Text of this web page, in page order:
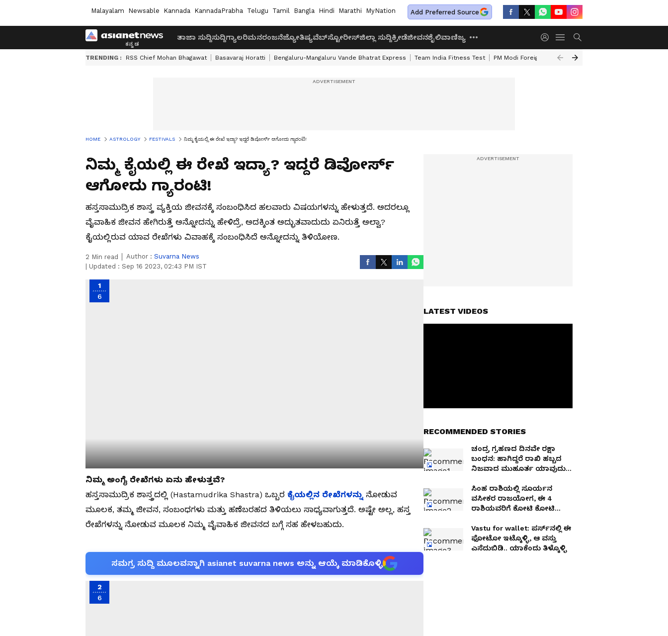
Malayalam Newsable Kannada KannadaPrabha Telugu Tamil Bangla Hindi Marathi MyNation Add Preferred Source
ತಾಜಾ ಸುದ್ದಿಸುದ್ದಿಗ್ಯಾಲರಿಮನರಂಜನೆಜ್ಯೋತಿಷ್ಯವೆಬ್‌ಸ್ಟೋರೀಸ್ಜಿಲ್ಲಾ ಸುದ್ದಿಕ್ರೀಡೆಜೀವನಶೈಲಿವಾಣಿಜ್ಯ
TRENDING : RSS Chief Mohan Bhagawat Basavaraj Horatti Bengaluru-Mangaluru Vande Bhatrat Express Team India Fitness Test PM Modi Foreign Travel Expenditure
HOME ASTROLOGY FESTIVALS ನಿಮ್ಮ ಕೈಯಲ್ಲಿ ಈ ರೇಖೆ ಇದ್ಯಾ? ಇದ್ದರೆ ಡಿವೋರ್ಸ್ ಆಗೋದು ಗ್ಯಾರಂಟಿ!
ನಿಮ್ಮ ಕೈಯಲ್ಲಿ ಈ ರೇಖೆ ಇದ್ಯಾ? ಇದ್ದರೆ ಡಿವೋರ್ಸ್
ಆಗೋದು ಗ್ಯಾರಂಟಿ!
ಹಸ್ತಸಾಮುದ್ರಿಕ ಶಾಸ್ತ್ರ ವ್ಯಕ್ತಿಯ ಜೀವನಕ್ಕೆ ಸಂಬಂಧಿಸಿದ ಹಲವಾರು ವಿಷಯಗಳನ್ನು ಹೇಳುತ್ತದೆ. ಅದರಲ್ಲೂ
ವೈವಾಹಿಕ ಜೀವನ ಹೇಗಿರುತ್ತೆ ಅನ್ನೋದನ್ನು ಹೇಳಿದ್ರೆ, ಅದಕ್ಕಿಂತ ಅದ್ಭುತವಾದುದು ಏನಿರುತ್ತೆ ಅಲ್ವಾ?
ಕೈಯಲ್ಲಿರುವ ಯಾವ ರೇಖೆಗಳು ವಿವಾಹಕ್ಕೆ ಸಂಬಂಧಿಸಿದೆ ಅನ್ನೋದನ್ನು ತಿಳಿಯೋಣ.
2 Min read Author : Suvarna News
Updated : Sep 16 2023, 02:43 PM IST
1
6
ನಿಮ್ಮ ಅಂಗೈ ರೇಖೆಗಳು ಏನು ಹೇಳುತ್ತವೆ?
ಹಸ್ತಸಾಮುದ್ರಿಕ ಶಾಸ್ತ್ರದಲ್ಲಿ (Hastamudrika Shastra) ಒಬ್ಬರ ಕೈಯಲ್ಲಿನ ರೇಖೆಗಳನ್ನು ನೋಡುವ
ಮೂಲಕ, ತಮ್ಮ ಜೀವನ, ಸಂಬಂಧಗಳು ಮತ್ತು ಹಣೆಬರಹದ ತಿಳಿಯಲು ಸಾಧ್ಯವಾಗುತ್ತದೆ. ಅಷ್ಟೇ ಅಲ್ಲ, ಹಸ್ತ
ರೇಖೆಗಳನ್ನು ನೋಡುವ ಮೂಲಕ ನಿಮ್ಮ ವೈವಾಹಿಕ ಜೀವನದ ಬಗ್ಗೆ ಸಹ ಹೇಳಬಹುದು.
ಸಮಗ್ರ ಸುದ್ದಿ ಮೂಲವನ್ನಾಗಿ asianet suvarna news ಅನ್ನು ಆಯ್ಕೆ ಮಾಡಿಕೊಳ್ಳಿ
2
6
LATEST VIDEOS
RECOMMENDED STORIES
ಚಂದ್ರ ಗ್ರಹಣದ ದಿನವೇ ರಕ್ಷಾ
ಬಂಧನ: ಹಾಗಿದ್ದರೆ ರಾಖಿ ಹಬ್ಬದ
ನಿಜವಾದ ಮುಹೂರ್ತ ಯಾವುದು?
ಸಿಂಹ ರಾಶಿಯಲ್ಲಿ ಸೂರ್ಯನ
ವಸೀಕರ ರಾಜಯೋಗ, ಈ 4
ರಾಶಿಯವರಿಗೆ ಕೋಟಿ ಕೋಟಿ
Vastu for wallet: ಪರ್ಸ್‌ನಲ್ಲಿ ಈ
ಫೋಟೋ ಇಟ್ಕೊಳ್ಳಿ, ಆ ವಸ್ತು
ಎಸೆದುಬಿಡಿ.. ಯಾಕೆಂದು ತಿಳ್ಕೊಳ್ಳಿ